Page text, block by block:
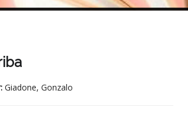
Giadone, Gonzalo